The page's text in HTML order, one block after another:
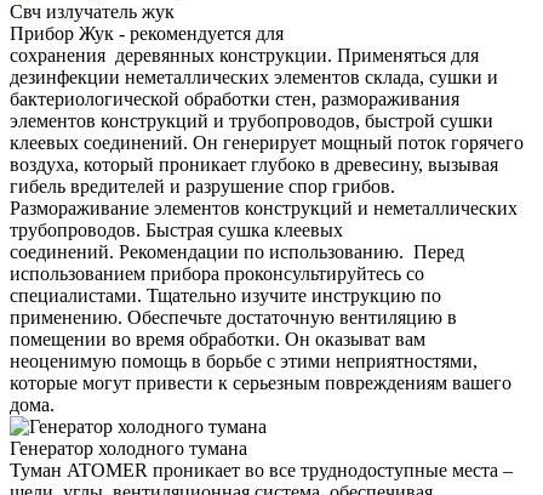
Свч излучатель жук
Прибор Жук - рекомендуется для
сохранения деревянных конструкции. Применяться для
дезинфекции неметаллических элементов склада, сушки и
бактериологической обработки стен, размораживания
элементов конструкций и трубопроводов, быстрой сушки
клеевых соединений. Он генерирует мощный поток горячего
воздуха, который проникает глубоко в древесину, вызывая
гибель вредителей и разрушение спор грибов.
Размораживание элементов конструкций и неметаллических
трубопроводов. Быстрая сушка клеевых
соединений. Рекомендации по использованию. Перед
использованием прибора проконсультируйтесь со
специалистами. Тщательно изучите инструкцию по
применению. Обеспечьте достаточную вентиляцию в
помещении во время обработки. Он оказыват вам
неоценимую помощь в борьбе с этими неприятностями,
которые могут привести к серьезным повреждениям вашего
дома.
Генератор холодного тумана
Туман ATOMER проникает во все труднодоступные места –